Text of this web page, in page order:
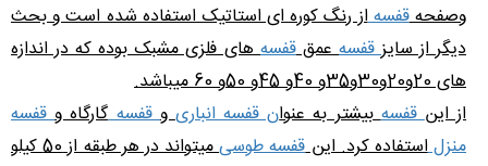
وصفحهقفسهاز رنگ کوره ای استاتیک استفاده شده است و بحث
دیگر از سایزقفسهعمققفسههای فلزی مشبک بوده که در اندازه
های 20و20و30و35و 40و 45و 50و 60 میباشد.
از اینقفسهبیشتر به عنوان قفسه انباریوقفسهگارگاه وقفسه
منزلاستفاده کرد. اینقفسه طوسی
میتواند در هر طبقه از 50 کیلو